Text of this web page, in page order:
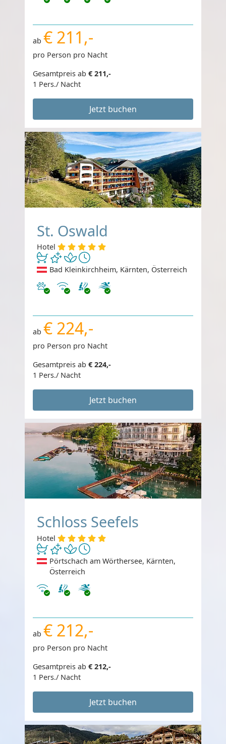
ab € 211,-
pro Person pro Nacht
Gesamtpreis ab € 211,-
1 Pers./ Nacht
Jetzt buchen
St. Oswald
Hotel
Bad Kleinkirchheim, Kärnten, Österreich
Haustiere erlaubt
Internet
ab € 224,-
pro Person pro Nacht
Gesamtpreis ab € 224,-
1 Pers./ Nacht
Jetzt buchen
Schloss Seefels
Hotel
Pörtschach am Wörthersee, Kärnten,
Österreich
Internet
ab € 212,-
pro Person pro Nacht
Gesamtpreis ab € 212,-
1 Pers./ Nacht
Jetzt buchen